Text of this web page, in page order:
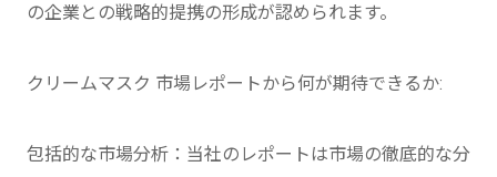
の企業との戦略的提携の形成が認められます。
クリームマスク 市場レポートから何が期待できるか:
包括的な市場分析：当社のレポートは市場の徹底的な分